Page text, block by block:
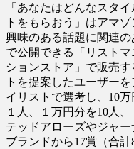
「あなたはどんなスタ
トをもらおう」はアマ
興味のある話題に関連
で公開できる「リスト
ションストア」で販売
トを提案したユーザー
イリストで選考し、10
１人、１万円分を10人
テッドアローズやジャ
ブランドから17賞（合計